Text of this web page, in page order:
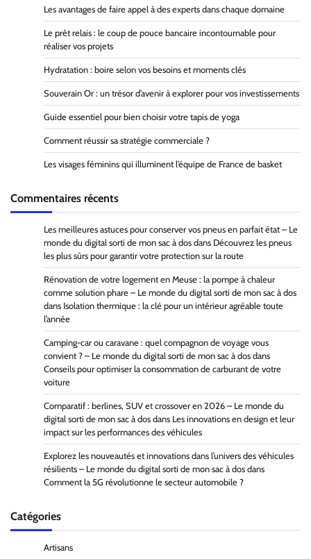
Les avantages de faire appel à des experts dans chaque domaine
Le prêt relais : le coup de pouce bancaire incontournable pour
réaliser vos projets
Hydratation : boire selon vos besoins et moments clés
Souverain Or : un trésor d’avenir à explorer pour vos investissements
Guide essentiel pour bien choisir votre tapis de yoga
Comment réussir sa stratégie commerciale ?
Les visages féminins qui illuminent l’équipe de France de basket
Commentaires récents
Les meilleures astuces pour conserver vos pneus en parfait état – Le
monde du digital sorti de mon sac à dos dans Découvrez les pneus
les plus sûrs pour garantir votre protection sur la route
Rénovation de votre logement en Meuse : la pompe à chaleur
comme solution phare – Le monde du digital sorti de mon sac à dos
dans Isolation thermique : la clé pour un intérieur agréable toute
l’année
Camping-car ou caravane : quel compagnon de voyage vous
convient ? – Le monde du digital sorti de mon sac à dos dans
Conseils pour optimiser la consommation de carburant de votre
voiture
Comparatif : berlines, SUV et crossover en 2026 – Le monde du
digital sorti de mon sac à dos dans Les innovations en design et leur
impact sur les performances des véhicules
Explorez les nouveautés et innovations dans l’univers des véhicules
résilients – Le monde du digital sorti de mon sac à dos dans
Comment la 5G révolutionne le secteur automobile ?
Catégories
Artisans